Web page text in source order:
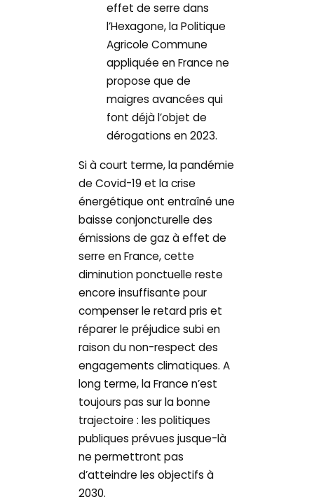
effet de serre dans
l’Hexagone, la Politique
Agricole Commune
appliquée en France ne
propose que de
maigres avancées qui
font déjà l’objet de
dérogations en 2023.
Si à court terme, la pandémie
de Covid-19 et la crise
énergétique ont entraîné une
baisse conjoncturelle des
émissions de gaz à effet de
serre en France, cette
diminution ponctuelle reste
encore insuffisante pour
compenser le retard pris et
réparer le préjudice subi en
raison du non-respect des
engagements climatiques. A
long terme, la France n’est
toujours pas sur la bonne
trajectoire : les politiques
publiques prévues jusque-là
ne permettront pas
d’atteindre les objectifs à
2030.